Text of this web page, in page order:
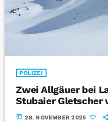
POLIZEI
Zwei Allgäuer bei
Stubaier Gletscher
today 28. NOVEMBER 2025